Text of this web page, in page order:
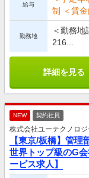
給与
制 ＜賃金
勤務地
＜勤務
216...
詳細を見る
NEW 契約社員
株式会社ユーテクノロジ
【東京/板橋】管
世界トップ級のG
ービス求人】